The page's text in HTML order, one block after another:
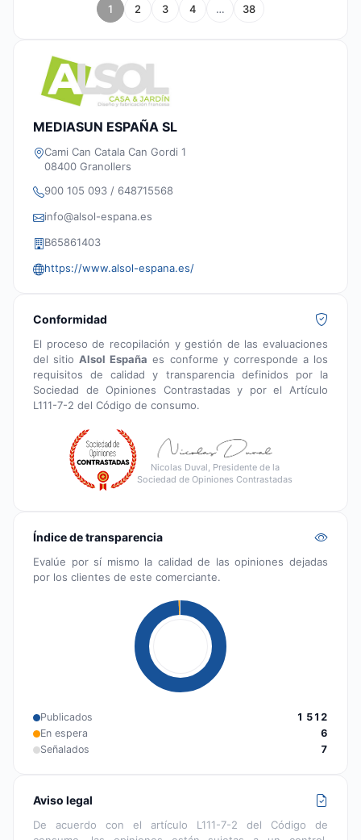
1 2 3 4 … 38
MEDIASUN ESPAÑA SL
Cami Can Catala Can Gordi 1
08400 Granollers
900 105 093 / 648715568
info@alsol-espana.es
B65861403
https://www.alsol-espana.es/
Conformidad
El proceso de recopilación y gestión de las evaluaciones
del sitioAlsol España es conforme y corresponde a los
requisitos de calidad y transparencia definidos por la
Sociedad de Opiniones Contrastadas y por el Artículo
L111-7-2 del Código de consumo.
Nicolas Duval, Presidente de la
Sociedad de Opiniones Contrastadas
Índice de transparencia
Evalúe por sí mismo la calidad de las opiniones dejadas
por los clientes de este comerciante.
Publicados
1 512
En espera
6
Señalados
7
Aviso legal
De acuerdo con el artículo L111-7-2 del Código de